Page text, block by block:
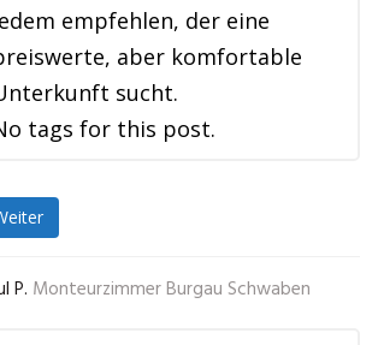
empfehlen, der eine
aber komfortable
sucht.
tags for this post.
P. Monteurzimmer Burgau Schwaben